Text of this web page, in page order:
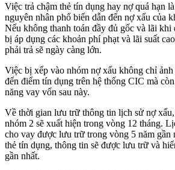
Việc trả chậm thẻ tín dụng hay nợ quá hạn
nguyên nhân phổ biến dẫn đến nợ xấu của
Nếu không thanh toán đầy đủ gốc và lãi khi
bị áp dụng các khoản phí phạt và lãi suất
phải trả sẽ ngày càng lớn.
Việc bị xếp vào nhóm nợ xấu không chỉ
đến điểm tín dụng trên hệ thống CIC mà
năng vay vốn sau này.
Về thời gian lưu trữ thông tin lịch sử nợ
nhóm 2 sẽ xuất hiện trong vòng 12 tháng.
cho vay được lưu trữ trong vòng 5 năm
thẻ tín dụng, thông tin sẽ được lưu trữ và
gần nhất.